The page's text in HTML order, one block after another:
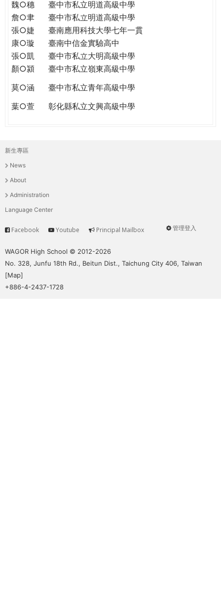
魏○穗
臺中市私立明道高級中學
詹○聿
臺中市私立明道高級中學
張○婕
臺南應用科技大學七年一貫
康○璇
臺南中信金實驗高中
張○凱
臺中市私立大明高級中學
顏○潁
臺中市私立嶺東高級中學
莫○涵
臺中市私立青年高級中學
葉○萱
彰化縣私立文興高級中學
主
選
單
新生專區
News
About
Administration
Language Center
User
管理登入
Service
Facebook Youtube Principal Mailbox
WAGOR High School © 2012-2026
No. 328, Junfu 18th Rd., Beitun Dist., Taichung City 406, Taiwan
[Map]
+886-4-2437-1728